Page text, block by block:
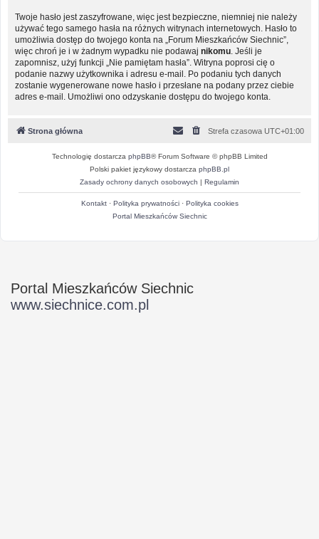
Twoje hasło jest zaszyfrowane, więc jest bezpieczne, niemniej nie należy
używać tego samego hasła na różnych witrynach internetowych. Hasło to
umożliwia dostęp do twojego konta na „Forum Mieszkańców Siechnic”,
więc chroń je i w żadnym wypadku nie podawaj nikomu . Jeśli je
zapomnisz, użyj funkcji „Nie pamiętam hasła”. Witryna poprosi cię o
podanie nazwy użytkownika i adresu e-mail. Po podaniu tych danych
zostanie wygenerowane nowe hasło i przesłane na podany przez ciebie
adres e-mail. Umożliwi ono odzyskanie dostępu do twojego konta.
Strona główna Strefa czasowa UTC+01:00
Technologię dostarcza phpBB® Forum Software © phpBB Limited
Polski pakiet językowy dostarcza phpBB.pl
Zasady ochrony danych osobowych | Regulamin
Kontakt· Polityka prywatności· Polityka cookies
Portal Mieszkańców Siechnic
Portal Mieszkańców Siechnic
www.siechnice.com.pl